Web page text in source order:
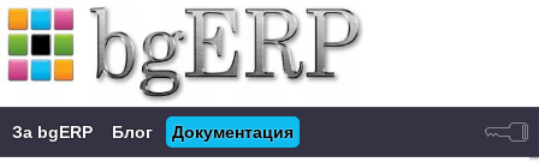
За bgERP Блог Документация